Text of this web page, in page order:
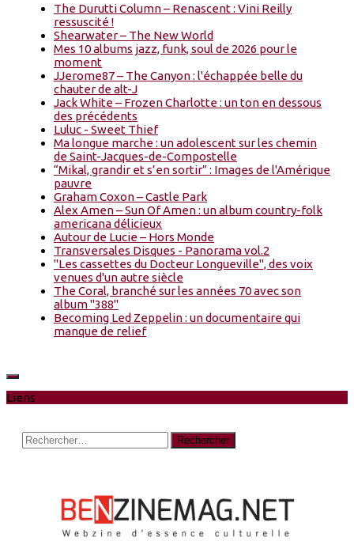
The Durutti Column – Renascent : Vini Reilly
ressuscité !
Shearwater – The New World
Mes 10 albums jazz, funk, soul de 2026 pour le
moment
JJerome87 – The Canyon : l'échappée belle du
chauter de alt-J
Jack White – Frozen Charlotte : un ton en dessous
des précédents
Luluc - Sweet Thief
Ma longue marche : un adolescent sur les chemin
de Saint-Jacques-de-Compostelle
“Mikal, grandir et s’en sortir” : Images de l'Amérique
pauvre
Graham Coxon – Castle Park
Alex Amen – Sun Of Amen : un album country-folk
americana délicieux
Autour de Lucie – Hors Monde
Transversales Disques - Panorama vol.2
"Les cassettes du Docteur Longueville", des voix
venues d'un autre siècle
The Coral, branché sur les années 70 avec son
album "388"
Becoming Led Zeppelin : un documentaire qui
manque de relief
Liens
Rechercher :